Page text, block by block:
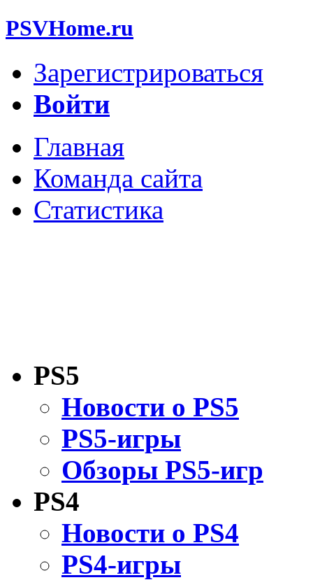
PSVHome.ru
Зарегистрироваться
Войти
Главная
Команда сайта
Статистика
PS5
Новости о PS5
PS5-игры
Обзоры PS5-игр
PS4
Новости о PS4
PS4-игры